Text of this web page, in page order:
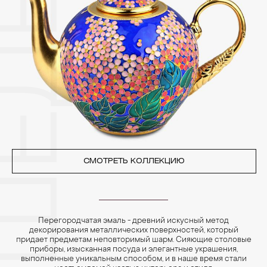
Особенно беречь от воздействия влаги, необходимо
позолоченные изделия. Также высокую влажность плохо
переносят жемчуг, бирюза, малахит и янтарь.
4. Специалисты обычно рекомендуют чистить украшения не
реже одного раза в месяц, а также регулярно протирать их
фланелевой или замшевой салфеткой.
СМОТРЕТЬ КОЛЛЕКЦИЮ
Перегородчатая эмаль - древний искусный метод
декорирования металлических поверхностей, который
придает предметам неповторимый шарм. Сияющие столовые
приборы, изысканная посуда и элегантные украшения,
выполненные уникальным способом, и в наше время стали